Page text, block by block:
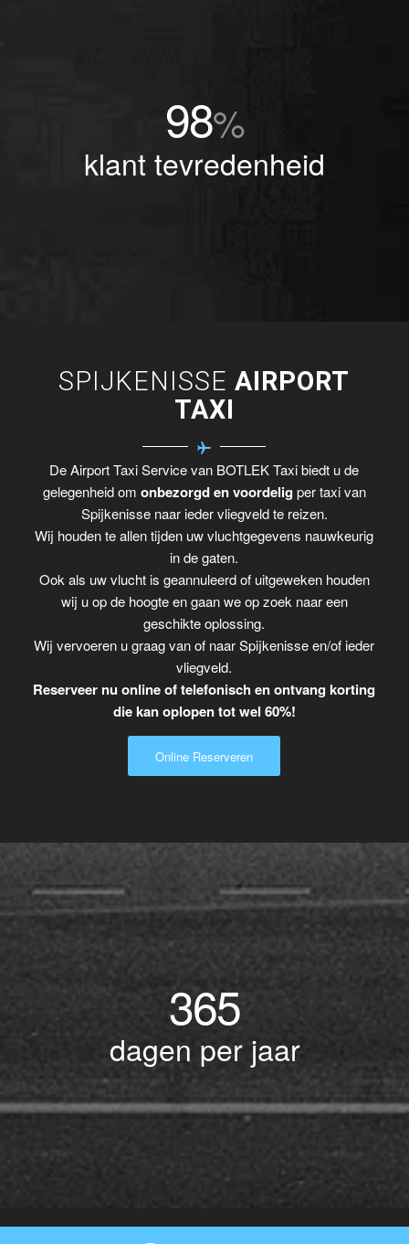
98%
klant tevredenheid
SPIJKENISSEAIRPORT
TAXI
De Airport Taxi Service van BOTLEK Taxi biedt u de
gelegenheid om onbezorgd en voordelig per taxi van
Spijkenisse naar ieder vliegveld te reizen.
Wij houden te allen tijden uw vluchtgegevens nauwkeurig
in de gaten.
Ook als uw vlucht is geannuleerd of uitgeweken houden
wij u op de hoogte en gaan we op zoek naar een
geschikte oplossing.
Wij vervoeren u graag van of naar Spijkenisse en/of ieder
vliegveld.
Reserveer nu online of telefonisch en ontvang korting
die kan oplopen tot wel 60%!
Online Reserveren
365
dagen per jaar